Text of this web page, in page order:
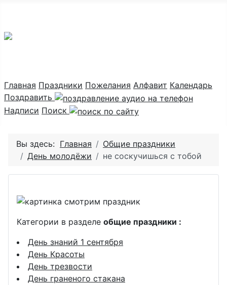
Главная Праздники Пожелания Алфавит Календарь
Поздравить
Надписи Поиск
Вы здесь: Главная
Общие праздники
День молодёжи
не соскучишься с тобой
Категории в разделе общие праздники :
День знаний 1 сентября
День Красоты
День трезвости
День граненого стакана